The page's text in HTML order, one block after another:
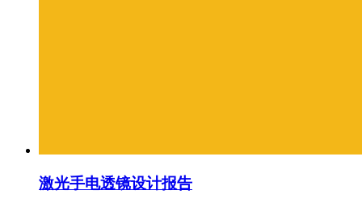
激光手电透镜设计报告